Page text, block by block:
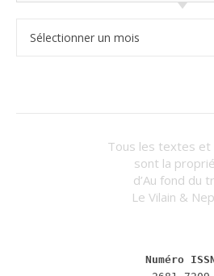
Tous les textes et
sont la
d’Au fond du
Le Vilain &
Numéro